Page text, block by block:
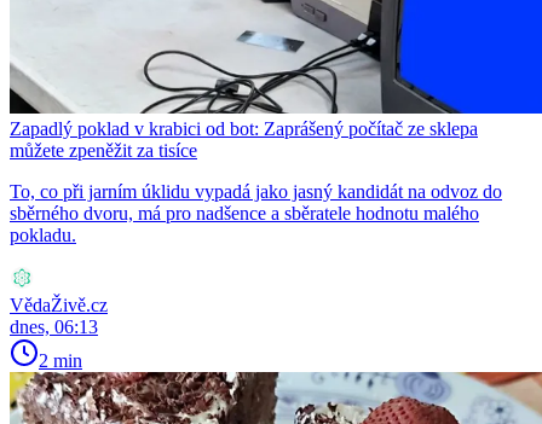
Zapadlý poklad v krabici od bot: Zaprášený počítač ze sklepa
můžete zpeněžit za tisíce
To, co při jarním úklidu vypadá jako jasný kandidát na odvoz do
sběrného dvoru, má pro nadšence a sběratele hodnotu malého
pokladu.
VědaŽivě.cz
dnes, 06:13
2 min